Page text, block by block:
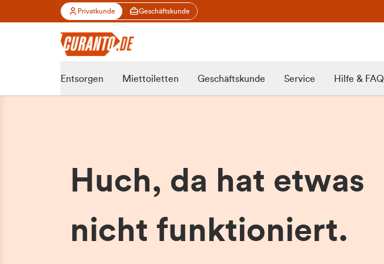
Privatkunde Geschäftskunde
Entsorgen Miettoiletten Geschäftskunde Service Hilfe & FAQ
Huch, da hat etwas
nicht funktioniert.